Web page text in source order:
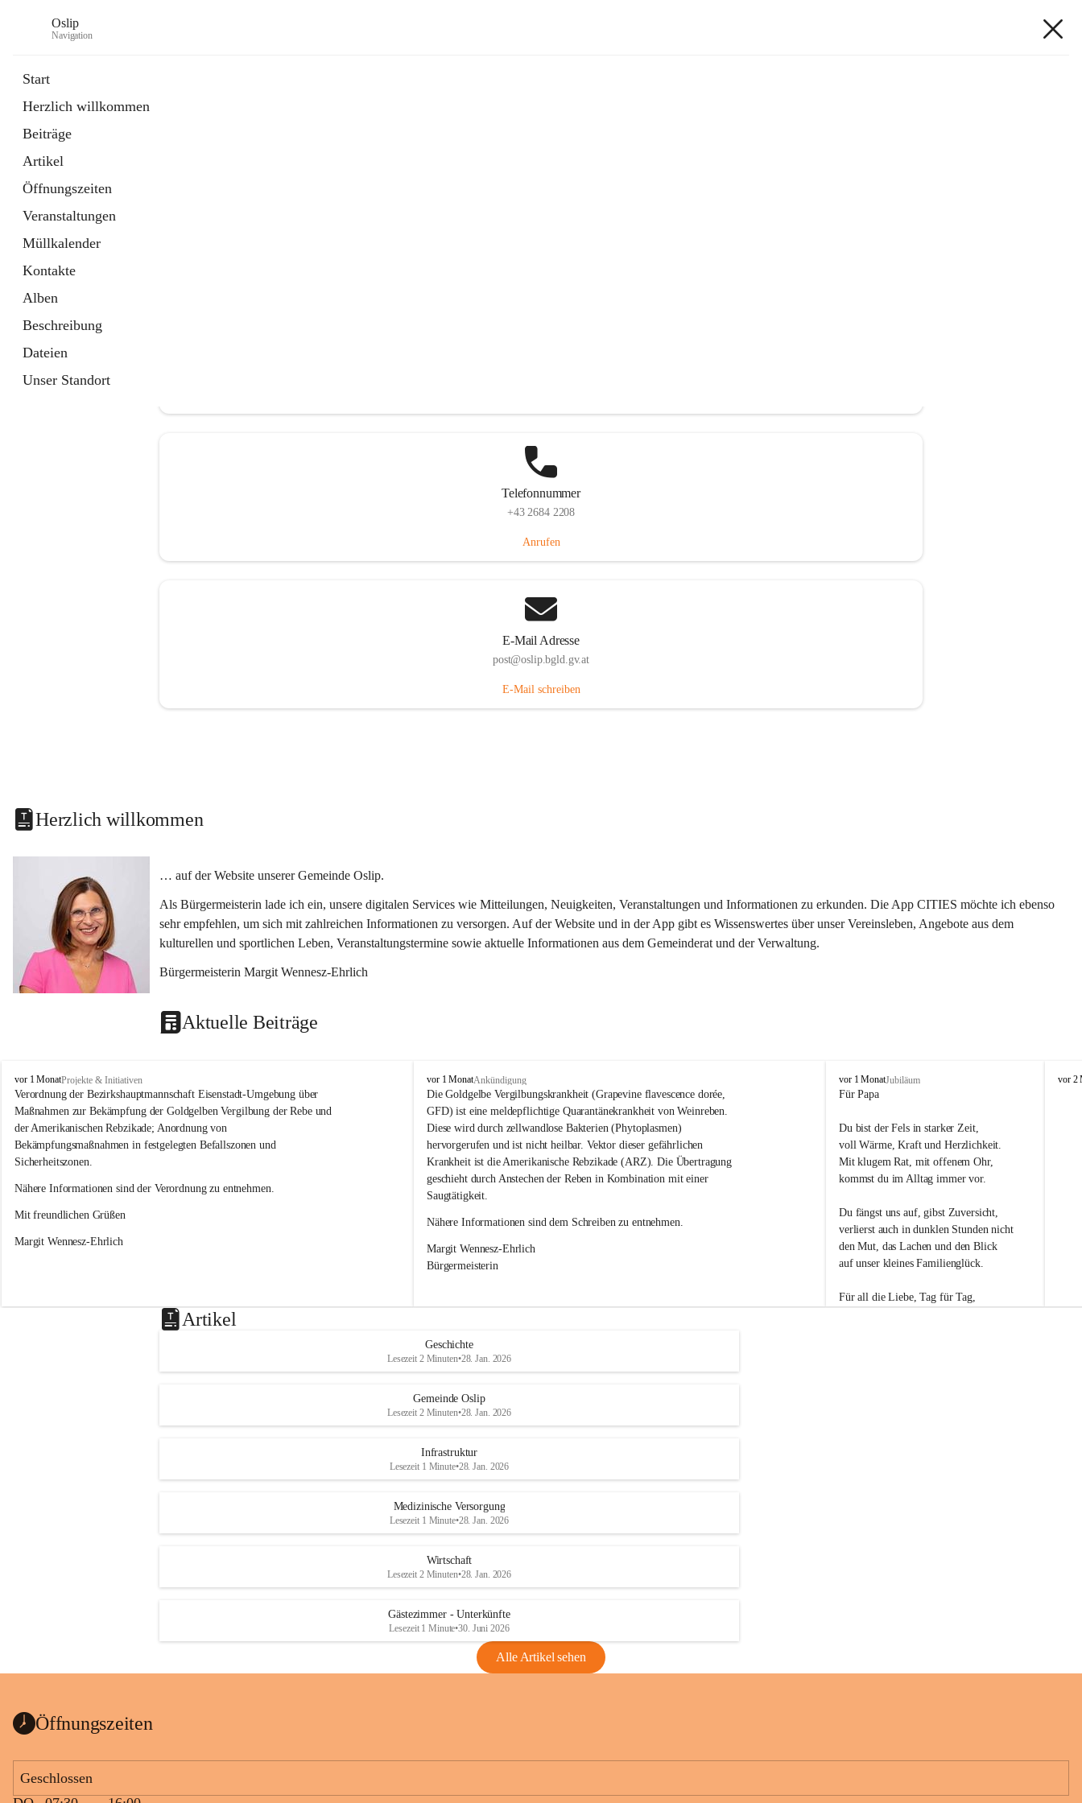
Oslip
Navigation
Start
Herzlich willkommen
Beiträge
Artikel
Öffnungszeiten
Veranstaltungen
Müllkalender
Kontakte
Alben
Beschreibung
Dateien
Unser Standort
Telefonnummer
+43 2684 2208
Anrufen
E-Mail Adresse
post@oslip.bgld.gv.at
E-Mail schreiben
Herzlich willkommen
… auf der Website unserer Gemeinde Oslip.
Als Bürgermeisterin lade ich ein, unsere digitalen Services wie Mitteilungen, Neuigkeiten, Veranstaltungen und Informationen zu erkunden. Die App CITIES möchte ich ebenso
sehr empfehlen, um sich mit zahlreichen Informationen zu versorgen. Auf der Website und in der App gibt es Wissenswertes über unser Vereinsleben, Angebote aus dem
kulturellen und sportlichen Leben, Veranstaltungstermine sowie aktuelle Informationen aus dem Gemeinderat und der Verwaltung.
Bürgermeisterin Margit Wennesz-Ehrlich
Aktuelle Beiträge
O
s
l
i
p
vor 1 MonatProjekte & Initiativen
Verordnung der Bezirkshauptmannschaft Eisenstadt-Umgebung über
Maßnahmen zur Bekämpfung der Goldgelben Vergilbung der Rebe und
der Amerikanischen Rebzikade; Anordnung von
Bekämpfungsmaßnahmen in festgelegten Befallszonen und
Sicherheitszonen.
Nähere Informationen sind der Verordnung zu entnehmen.
Mit freundlichen Grüßen
Margit Wennesz-Ehrlich
O
s
l
i
p
vor 1 MonatAnkündigung
Die Goldgelbe Vergilbungskrankheit (Grapevine flavescence dorée,
GFD) ist eine meldepflichtige Quarantänekrankheit von Weinreben.
Diese wird durch zellwandlose Bakterien (Phytoplasmen)
hervorgerufen und ist nicht heilbar. Vektor dieser gefährlichen
Krankheit ist die Amerikanische Rebzikade (ARZ). Die Übertragung
geschieht durch Anstechen der Reben in Kombination mit einer
Saugtätigkeit.
Nähere Informationen sind dem Schreiben zu entnehmen.
Margit Wennesz-Ehrlich
Bürgermeisterin
O
s
i
vor 1 MonatJubiläum
Für Papa
Du bist der Fels in starker Zeit,
voll Wärme, Kraft und Herzlichkeit.
Mit klugem Rat, mit offenem Ohr,
kommst du im Alltag immer vor.
Du fängst uns auf, gibst Zuversicht,
verlierst auch in dunklen Stunden nicht
den Mut, das Lachen und den Blick
auf unser kleines Familienglück.
Für all die Liebe, Tag für Tag,
O
vor 2
Artikel
Geschichte
Lesezeit 2 Minuten•28. Jan. 2026
Gemeinde Oslip
Lesezeit 2 Minuten•28. Jan. 2026
Infrastruktur
Lesezeit 1 Minute•28. Jan. 2026
Medizinische Versorgung
Lesezeit 1 Minute•28. Jan. 2026
Wirtschaft
Lesezeit 2 Minuten•28. Jan. 2026
Gästezimmer - Unterkünfte
Lesezeit 1 Minute•30. Juni 2026
Alle Artikel sehen
Öffnungszeiten
Geschlossen